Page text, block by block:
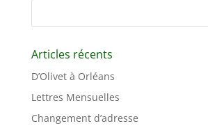
Articles récents
D’Olivet à Orléans
Lettres Mensuelles
Changement d’adresse